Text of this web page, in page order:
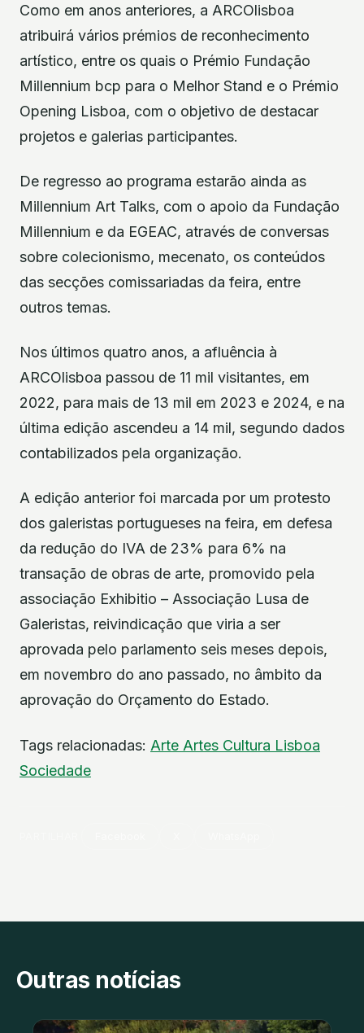
Como em anos anteriores, a ARCOlisboa
atribuirá vários prémios de reconhecimento
artístico, entre os quais o Prémio Fundação
Millennium bcp para o Melhor Stand e o Prémio
Opening Lisboa, com o objetivo de destacar
projetos e galerias participantes.
De regresso ao programa estarão ainda as
Millennium Art Talks, com o apoio da Fundação
Millennium e da EGEAC, através de conversas
sobre colecionismo, mecenato, os conteúdos
das secções comissariadas da feira, entre
outros temas.
Nos últimos quatro anos, a afluência à
ARCOlisboa passou de 11 mil visitantes, em
2022, para mais de 13 mil em 2023 e 2024, e na
última edição ascendeu a 14 mil, segundo dados
contabilizados pela organização.
A edição anterior foi marcada por um protesto
dos galeristas portugueses na feira, em defesa
da redução do IVA de 23% para 6% na
transação de obras de arte, promovido pela
associação Exhibitio – Associação Lusa de
Galeristas, reivindicação que viria a ser
aprovada pelo parlamento seis meses depois,
em novembro do ano passado, no âmbito da
aprovação do Orçamento do Estado.
Tags relacionadas: Arte Artes Cultura Lisboa
Sociedade
Outras notícias